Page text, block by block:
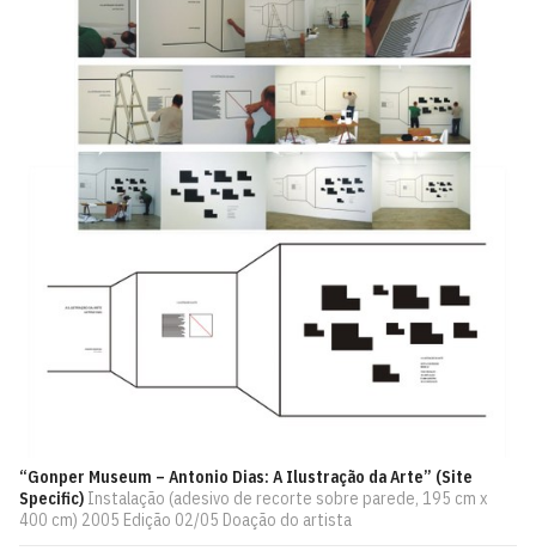
“Gonper Museum – Antonio Dias: A Ilustração da Arte” (Site
Specific) Instalação (adesivo de recorte sobre parede, 195 cm x
400 cm) 2005 Edição 02/05 Doação do artista